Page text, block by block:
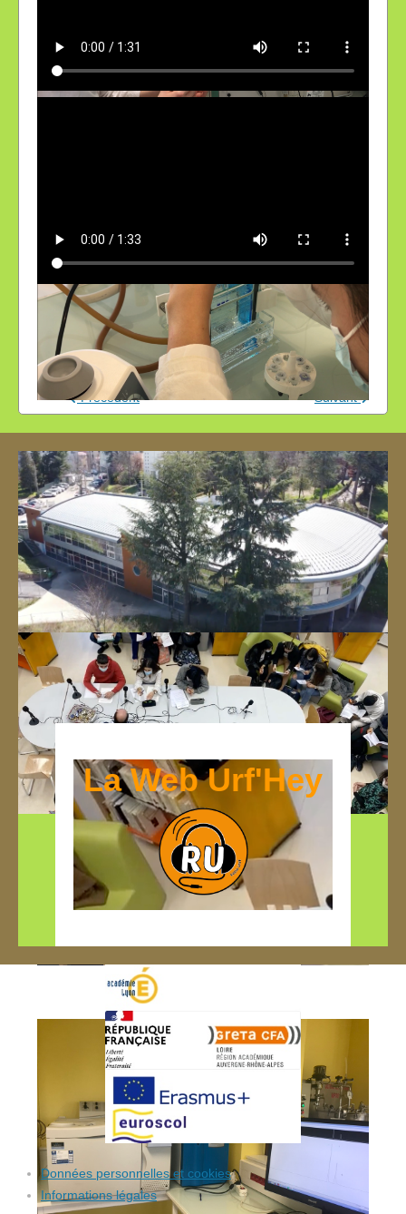
Des compétences en informatique
Détails
Super Utilisateur
23 Novembre 2021
Mis à jour : 4 Février 2025
Précédent Suivant
La Web Urf'Hey
Données personnelles et cookies
Informations légales